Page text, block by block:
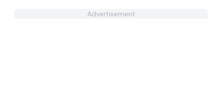
Advertisement